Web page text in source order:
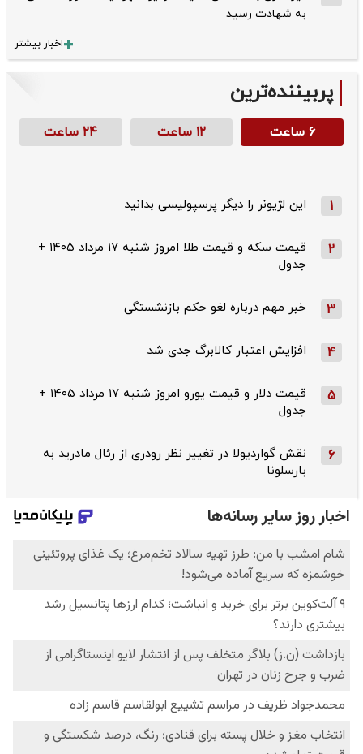
به شهادت رسید
اخبار بیشتر
پربیننده‌ترین
۶ ساعت ۱۲ ساعت ۲۴ ساعت
1 این لژیونر را دیگر پرسپولیسی بدانید
2
قیمت سکه و قیمت طلا امروز شنبه ۱۷ مرداد ۱۴۰۵ +
جدول
3 خبر مهم درباره لغو حکم بازنشستگی
4 افزایش اعتبار کالابرگ جدی شد
5
قیمت دلار و قیمت یورو امروز شنبه ۱۷ مرداد ۱۴۰۵ +
جدول
6
نقش گواردیولا در تغییر نظر رودری از رئال مادرید به
بارسلونا